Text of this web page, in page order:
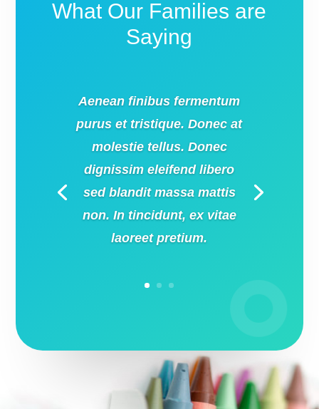
What Our Families are
Saying
Aenean finibus fermentum
purus et tristique. Donec at
molestie tellus. Donec
dignissim eleifend libero
sed blandit massa mattis
non. In tincidunt, ex vitae
laoreet pretium.